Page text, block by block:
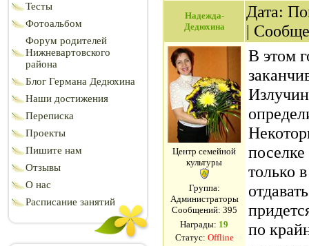
Тесты
Фотоальбом
Форум родителей
Нижневартовского
района
Блог Германа Дедюхина
Наши достижения
Переписка
Проекты
Пишите нам
Отзывы
О нас
Расписание занятий
Надежда-
Дедюхина
Дата:
|
Центр семейной
культуры
Группа:
Администраторы
Сообщений: 395
Награды: 19
Статус: Offline
В этом
только
по